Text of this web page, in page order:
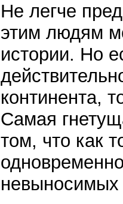
Не легче
этим людям
истории. Но
континента,
Самая
том, что как
невыносимых